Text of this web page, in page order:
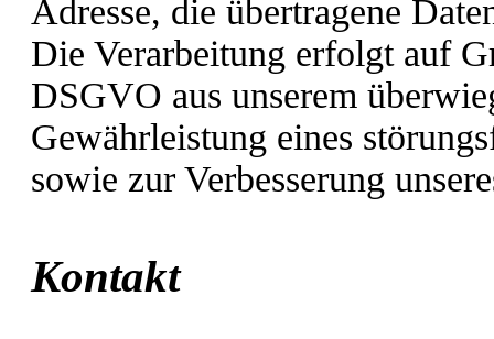
Adresse, die übertragene
Die Verarbeitung erfolgt auf
DSGVO aus unserem
Gewährleistung eines
sowie zur Verbesserung
Kontakt